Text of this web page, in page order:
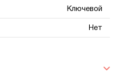
Ключевой
Нет